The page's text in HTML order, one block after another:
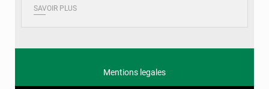
SAVOIR PLUS
Mentions legales